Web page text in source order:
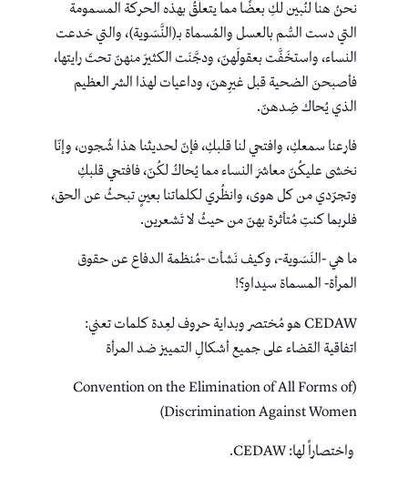
نحنُ هنا لنُبين لكِ بعضًا مما يتعلّقُ بهذه الحركة المسمومة
التي دست السُّم بالعسل والمُسماة بــ(النَّسَوية)، والتي خدعت
النساء، واستخَفَّت بعقولَهنّ، ودجَّنَت الكثيرَ منهنّ تحتَ رايتها،
فأصبحنَ الضحية قبل غيرِهنّ، وداعيات لهذا الشر العظيم
الذي يُحاك ضِدهنّ.
فارعنا سمعكِ، وافتحي لنا قلبكِ، فإنّ لحديثنا هذا شُجون، وإنّا
نخشى عليكُنّ معاشرَ النساء مما يُحاكُ لكُنّ، فافتحي قلبكِ
وتجرّدي من كل هوى، وانظُري لكلماتنا بعينٍ تبحثُ عن الحق،
فلربما كنتِ مُتأثرة بهنّ من حيثُ لا تَشعرين.
ما هي -النَسَوية-، وكيف نَشأت -مُنظمة الدفاع عن حقوق
المرأة- المسماة سيداو؟!
CEDAW هو مُختصر وبداية حروف لعِدة كلمات تعني:
اتفاقية القضاء على جميع أشكالِ التمييز ضد المرأة
(Convention on the Elimination of All Forms of
Discrimination Against Women)
واختصاراً لها: CEDAW.